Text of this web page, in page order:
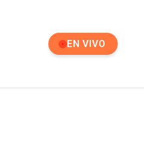
EN VIVO